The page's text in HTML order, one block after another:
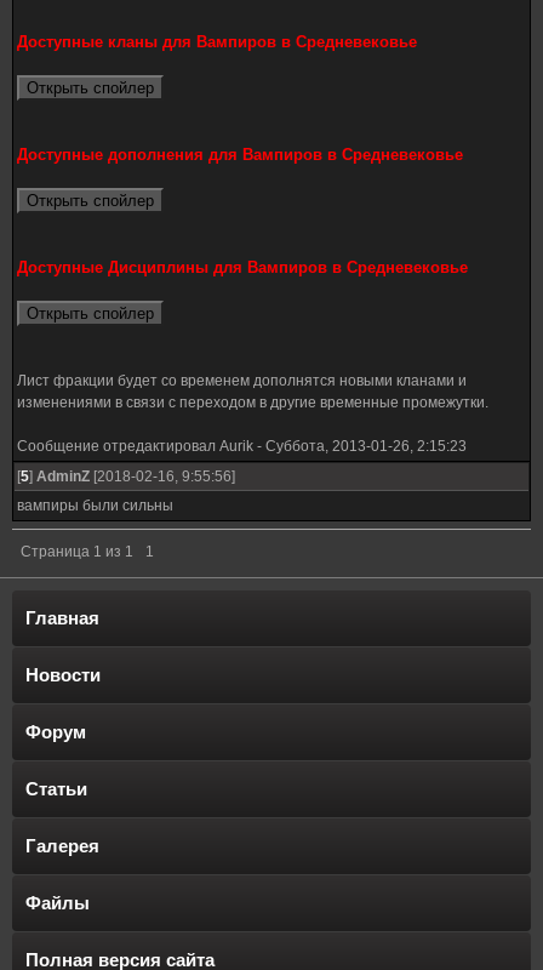
Доступные кланы для Вампиров в Средневековье
Доступные дополнения для Вампиров в Средневековье
Доступные Дисциплины для Вампиров в Средневековье
Лист фракции будет со временем дополнятся новыми кланами и
изменениями в связи с переходом в другие временные промежутки.
Сообщение отредактировал Aurik - Суббота, 2013-01-26, 2:15:23
[5] AdminZ [2018-02-16, 9:55:56]
вампиры были сильны
Страница 1 из 1 1
Главная
Новости
Форум
Статьи
Галерея
Файлы
Полная версия сайта